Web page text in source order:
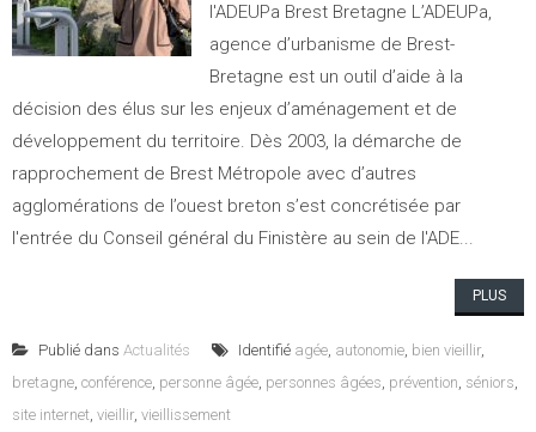
l'ADEUPa Brest Bretagne L’ADEUPa,
agence d’urbanisme de Brest-
Bretagne est un outil d’aide à la
décision des élus sur les enjeux d’aménagement et de
développement du territoire. Dès 2003, la démarche de
rapprochement de Brest Métropole avec d’autres
agglomérations de l’ouest breton s’est concrétisée par
l'entrée du Conseil général du Finistère au sein de l'ADE...
PLUS
Publié dans Actualités Identifié agée, autonomie, bien vieillir,
bretagne, conférence, personne âgée, personnes âgées, prévention, séniors,
site internet, vieillir, vieillissement